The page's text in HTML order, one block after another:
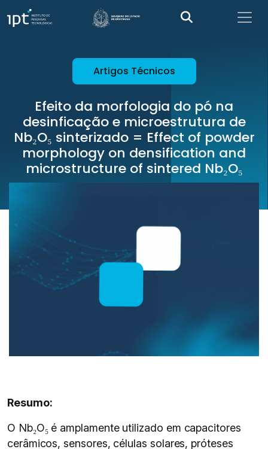
Artigos Técnicos
Efeito da morfologia do pó na
desinficação e microestrutura de
Nb₂O₅ sinterizado = Effect of powder
morphology on densification and
microstructure of sintered Nb₂O₅
Resumo:
O Nb₂O₅ é amplamente utilizado em capacitores
cerâmicos, sensores, células solares, próteses